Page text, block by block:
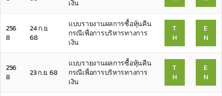
เงิน
256
8
24 ก.ย.
68
แบบรายงานผลการซื้อหุ้นคืน
กรณีเพื่อการบริหารทางการ
เงิน
T
H
E
N
256
8
23 ก.ย. 68
แบบรายงานผลการซื้อหุ้นคืน
กรณีเพื่อการบริหารทางการ
เงิน
T
H
E
N